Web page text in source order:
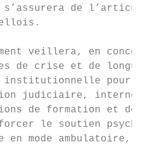
de
veillera, en
de crise et de longue
pour les
judiciaire,
de formation et de
le soutien
en mode ambulatoire,